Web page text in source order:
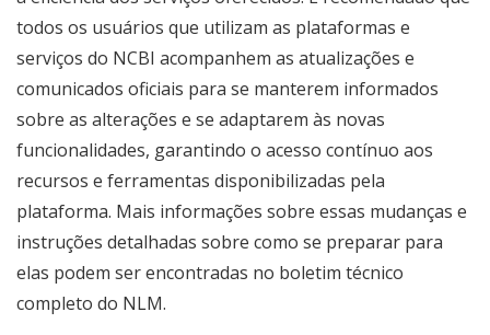
todos os usuários que utilizam as plataformas e
serviços do NCBI acompanhem as atualizações e
comunicados oficiais para se manterem informados
sobre as alterações e se adaptarem às novas
funcionalidades, garantindo o acesso contínuo aos
recursos e ferramentas disponibilizadas pela
plataforma. Mais informações sobre essas mudanças e
instruções detalhadas sobre como se preparar para
elas podem ser encontradas no boletim técnico
completo do NLM.